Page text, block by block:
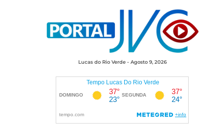
Lucas do Rio Verde - Agosto 9, 2026